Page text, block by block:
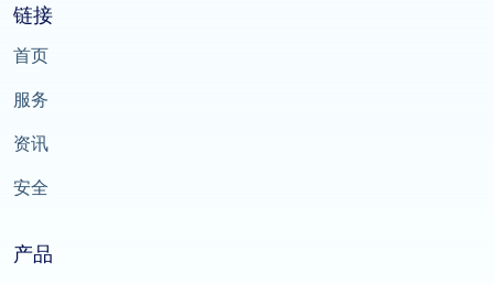
链接
首页
服务
资讯
安全
产品